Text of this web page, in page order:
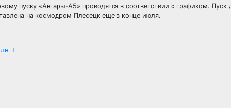
пуску «Ангары-А5» проводятся в соответствии с графиком. Пуск
на космодром Плесецк еще в конце июля.